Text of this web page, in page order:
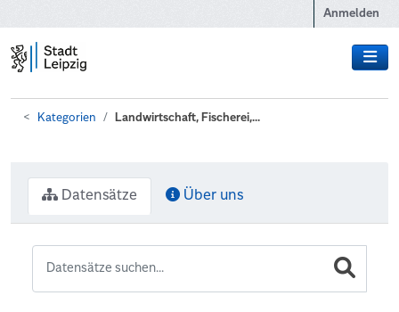
Anmelden
Kategorien Landwirtschaft, Fischerei,...
Datensätze Über uns